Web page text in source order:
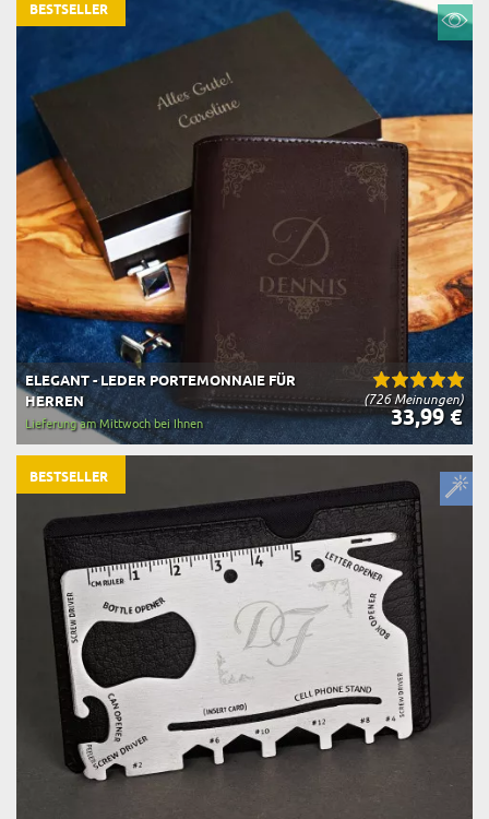
(726 Meinungen)
ELEGANT - LEDER PORTEMONNAIE FÜR
HERREN
33,99 €
Lieferung am Mittwoch bei Ihnen
BESTSELLER
BESTSELLER